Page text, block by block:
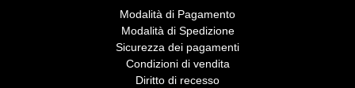
Modalità di Pagamento
Modalità di Spedizione
Sicurezza dei pagamenti
Condizioni di vendita
Diritto di recesso